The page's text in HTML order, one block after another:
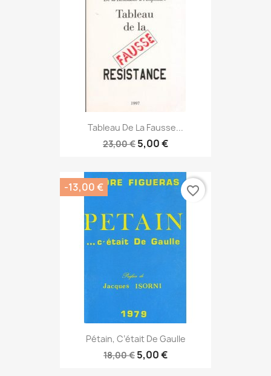
Tableau De La Fausse...
23,00 € 5,00 €
Pétain, C’était De Gaulle
18,00 € 5,00 €
-13,00 € favorite_border